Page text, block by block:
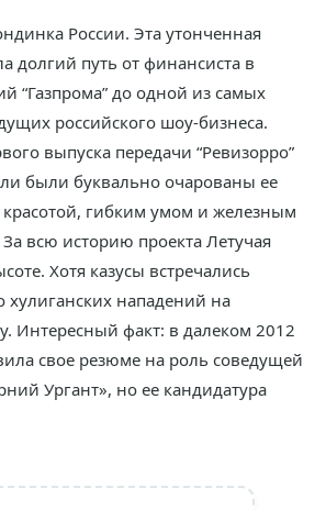
России. Эта утонченная
долгий путь от финансиста в
“Газпрома” до одной из самых
российского шоу-бизнеса.
выпуска передачи “Ревизорро”
были буквально очарованы ее
красотой, гибким умом и железным
всю историю проекта Летучая
Хотя казусы встречались
хулиганских нападений на
Интересный факт: в далеком 2012
свое резюме на роль соведущей
Ургант», но ее кандидатура